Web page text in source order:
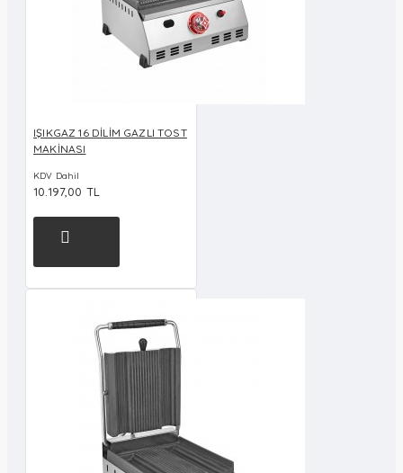
IŞIKGAZ 16 DİLİM GAZLI TOST
MAKİNASI
KDV Dahil
10.197,00 TL